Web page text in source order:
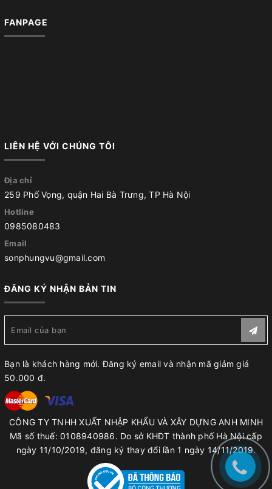
FANPAGE
LIÊN HỆ VỚI CHÚNG TÔI
Địa chỉ
259 Phố Vọng, quận Hai Bà Trưng, TP Hà Nội
Hotline
0985080483
Email
sonphungvu@gmail.com
ĐĂNG KÝ NHẬN BẢN TIN
Bạn là khách hàng mới. Đăng ký email và nhận mã giảm giá
50.000 đ.
CÔNG TY TNHH XUẤT NHẬP KHẨU VÀ XÂY DỰNG ANH MINH
Mã số thuế: 0108940986. Do sở KHĐT thành phố Hà Nội cấp
ngày 11/10/2019, đăng ký thay đổi lần 1 ngày 14/11/2019.